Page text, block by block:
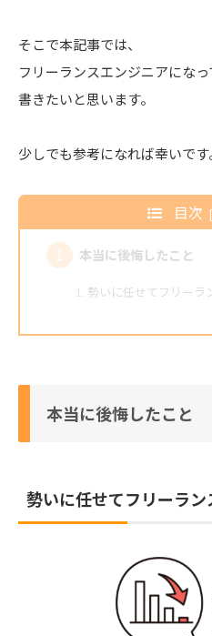
そこで本記事では、
フリーランスエンジニアにな
書きたいと思います。
少しでも参考になれば幸いです
目次
本当に後悔したこと
勢いに任せてフリーラ
クレジットカードの発
本当に後悔したこと
勢いに任せてフリーラ